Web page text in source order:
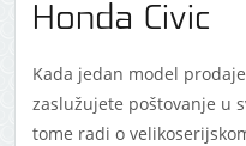
Honda Civic
Kada jedan model
zaslužujete poštovanje u
tome radi o